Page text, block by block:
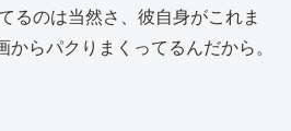
るのは当然さ、彼自身がこれま
らパクりまくってるんだから。